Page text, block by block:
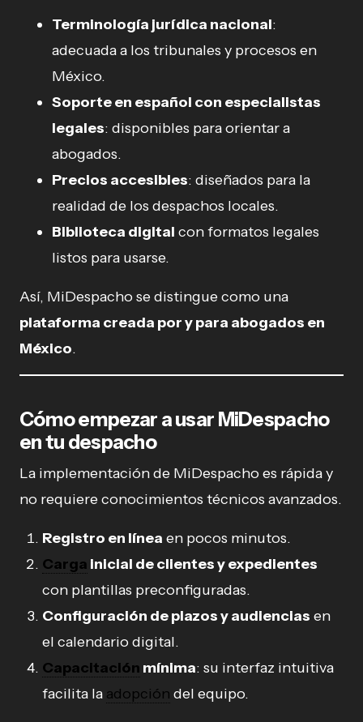
Terminología jurídica nacional:
adecuada a los tribunales y procesos en
México.
Soporte en español con especialistas
legales: disponibles para orientar a
abogados.
Precios accesibles: diseñados para la
realidad de los despachos locales.
Biblioteca digital con formatos legales
listos para usarse.
Así, MiDespacho se distingue como una
plataforma creada por y para abogados en
México.
Cómo empezar a usar MiDespacho
en tu despacho
La implementación de MiDespacho es rápida y
no requiere conocimientos técnicos avanzados.
Registro en línea en pocos minutos.
Carga inicial de clientes y expedientes
con plantillas preconfiguradas.
Configuración de plazos y audiencias en
el calendario digital.
Capacitación mínima: su interfaz intuitiva
facilita la adopción del equipo.